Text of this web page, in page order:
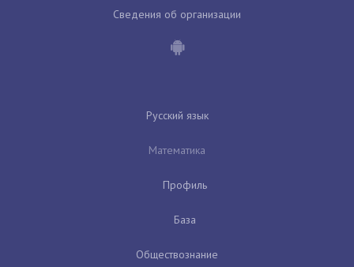
Сведения об организации
Русский язык
Математика
Профиль
База
Обществознание